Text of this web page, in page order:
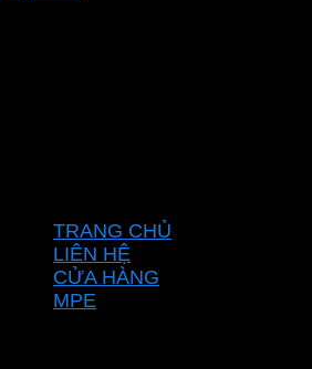
TRANG CHỦ
LIÊN HỆ
CỬA HÀNG
MPE